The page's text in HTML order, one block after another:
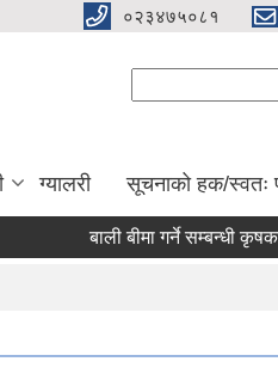
०२३४७५०८१
ग्यालरी सूचनाको हक/स्वतः
बाली बीमा गर्ने सम्बन्धी